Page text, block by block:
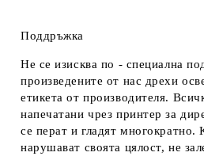
Поддръжка
Не се изисква по - специална
произведените от нас дрехи
етикета от производителя.
напечатани чрез принтер за
се перат и гладят многократно.
нарушават своята цялост, не